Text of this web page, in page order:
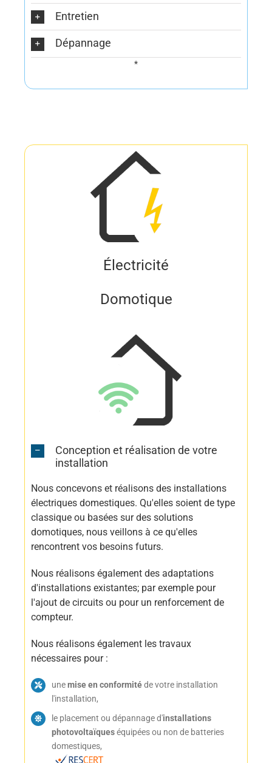
Entretien
Dépannage
*
Électricité
Domotique
Conception et réalisation de votre
installation
Nous concevons et réalisons des installations
électriques domestiques. Qu'elles soient de type
classique ou basées sur des solutions
domotiques, nous veillons à ce qu'elles
rencontrent vos besoins futurs.
Nous réalisons également des adaptations
d'installations existantes; par exemple pour
l'ajout de circuits ou pour un renforcement de
compteur.
Nous réalisons également les travaux
nécessaires pour :
unemise en conformitéde votre installation
l'installation,
le placement ou dépannage d'installations
photovoltaïqueséquipées ou non de batteries
domestiques,